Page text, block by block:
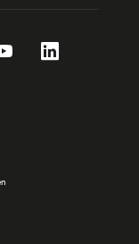
YouTubeLinkedIn